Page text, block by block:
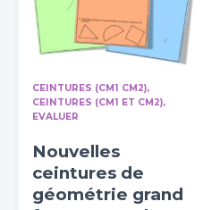
CEINTURES (CM1 CM2)
CEINTURES (CM1 ET CM2)
EVALUER
Nouvelles
ceintures de
géométrie grand